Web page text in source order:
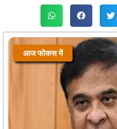
आज फोकस में